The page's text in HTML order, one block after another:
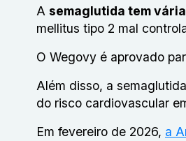
A semaglutida tem
mellitus tipo 2 mal
O Wegovy é aprovado
Além disso, a
do risco cardiovascular
Em fevereiro de 2026, a